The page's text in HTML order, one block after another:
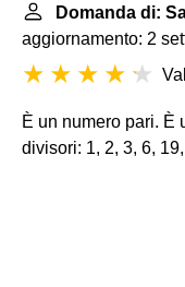
Domanda di:
aggiornamento: 2
È un numero pari. È
divisori: 1, 2, 3, 6,